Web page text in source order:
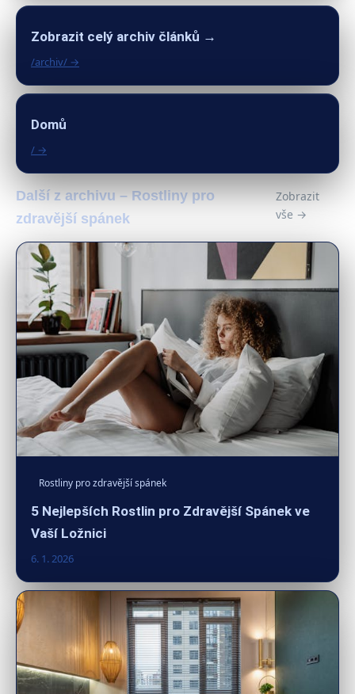
Zobrazit celý archiv článků →
/archiv/ →
Domů
/ →
Další z archivu – Rostliny pro
zdravější spánek
Zobrazit
vše →
Rostliny pro zdravější spánek
5 Nejlepších Rostlin pro Zdravější Spánek ve
Vaší Ložnici
6. 1. 2026